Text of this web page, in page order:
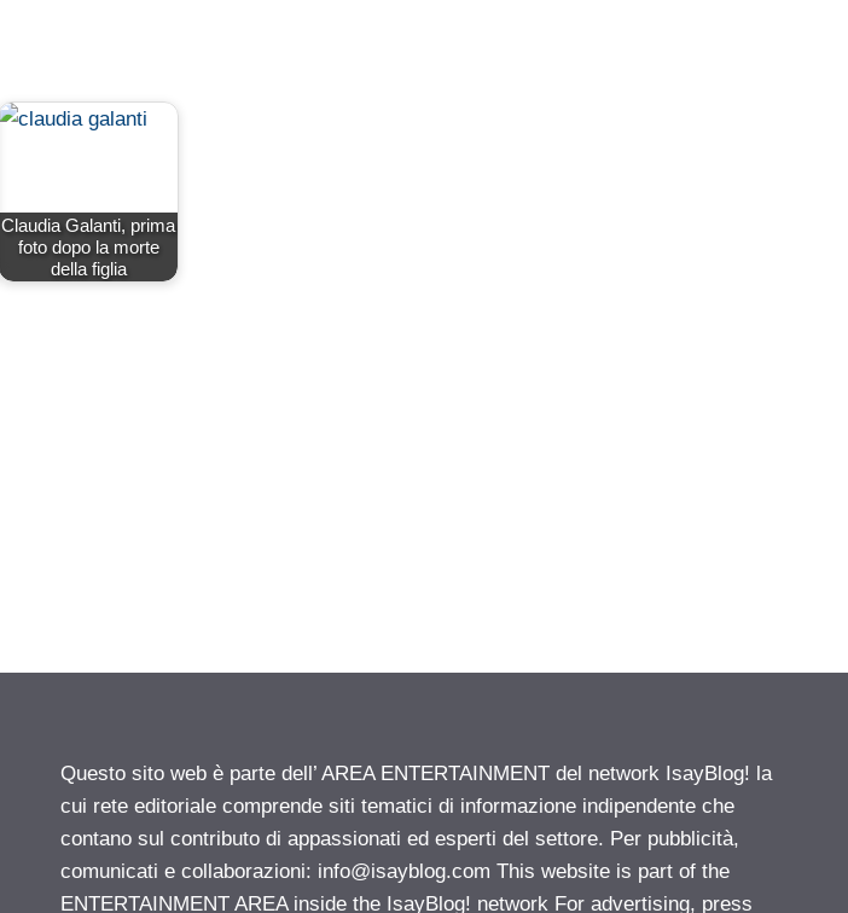
Claudia Galanti, prima
foto dopo la morte
della figlia
Questo sito web è parte dell’ AREA ENTERTAINMENT del network IsayBlog! la
cui rete editoriale comprende siti tematici di informazione indipendente che
contano sul contributo di appassionati ed esperti del settore. Per pubblicità,
comunicati e collaborazioni: info@isayblog.com This website is part of the
ENTERTAINMENT AREA inside the IsayBlog! network For advertising, press